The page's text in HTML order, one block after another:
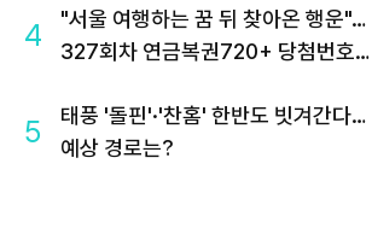
4
"서울 여행하는 꿈 뒤 찾아온 행운"…
327회차 연금복권720+ 당첨번호조
5
태풍 '돌핀'·'찬홈' 한반도 빗겨간다…
예상 경로는?